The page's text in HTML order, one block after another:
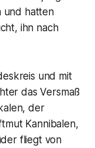
und hatten
ihn nach
und mit
das Versmaß
der
Kannibalen,
fliegt von